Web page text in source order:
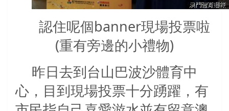
認住呢個banner現場投票啦
(重有旁邊的小禮物)
昨日去到台山巴波沙體育中
心，目到現場投票十分踴躍，有